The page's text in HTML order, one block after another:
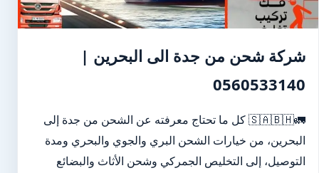
شركة شحن من جدة الى البحرين |
0560533140
🚛🇸🇦🇧🇭 كل ما تحتاج معرفته عن الشحن من جدة إلى
البحرين، من خيارات الشحن البري والجوي والبحري ومدة
التوصيل، إلى التخليص الجمركي وشحن الأثاث والبضائع